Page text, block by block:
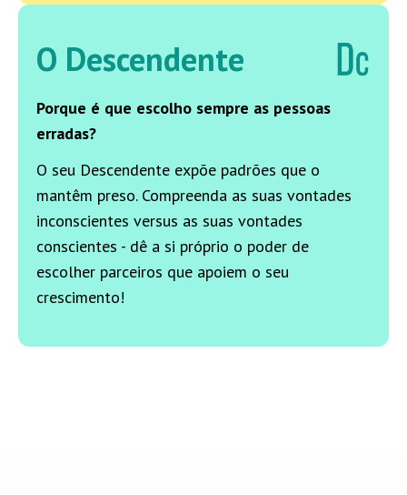
O Descendente
Porque é que escolho sempre as pessoas
erradas?
O seu Descendente expõe padrões que o
mantêm preso. Compreenda as suas vontades
inconscientes versus as suas vontades
conscientes - dê a si próprio o poder de
escolher parceiros que apoiem o seu
crescimento!